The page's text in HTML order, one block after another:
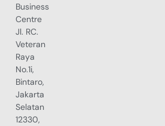
Business
Centre
Jl. RC.
Veteran
Raya
No.1i,
Bintaro,
Jakarta
Selatan
12330,